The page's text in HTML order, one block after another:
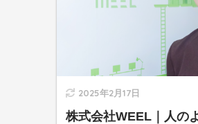
2025年2月17日
株式会社WEEL｜人の